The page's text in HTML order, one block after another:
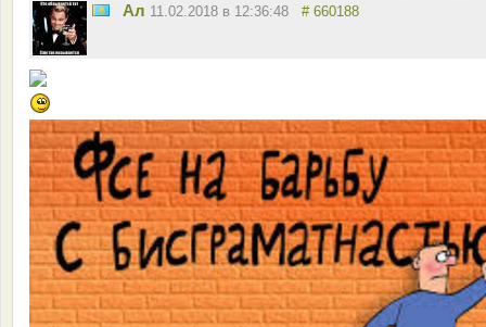
Ал 11.02.2018 в 12:36:48 # 660188